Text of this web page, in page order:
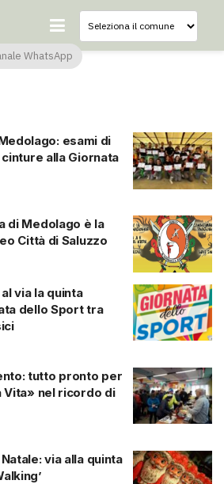
esami di
alla Giornata
di Medolago è la
Città di Saluzzo
via la quinta
dello Sport tra
tutto pronto per
Vita» nel ricordo di
via alla quinta
WhatsApp